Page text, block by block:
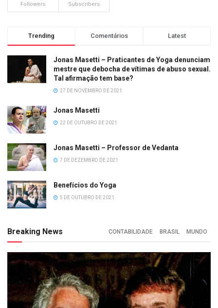
Followers Subscribers
Trending Comentários Latest
Jonas Masetti – Praticantes de Yoga denunciam
mestre que debocha de vítimas de abuso sexual.
Tal afirmação tem base?
27 DE NOVEMBRO DE 2021
Jonas Masetti
22 DE OUTUBRO DE 2021
Jonas Masetti – Professor de Vedanta
7 DE DEZEMBRO DE 2021
Benefícios do Yoga
5 DE OUTUBRO DE 2021
Breaking News CONTABILIDADE BRASIL MUNDO